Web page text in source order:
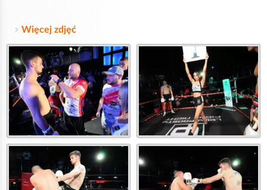
Więcej zdjęć